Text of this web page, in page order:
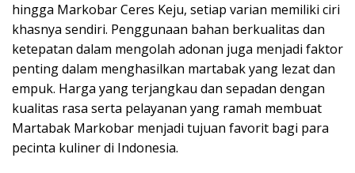
hingga Markobar Ceres Keju, setiap varian memiliki ciri
khasnya sendiri. Penggunaan bahan berkualitas dan
ketepatan dalam mengolah adonan juga menjadi faktor
penting dalam menghasilkan martabak yang lezat dan
empuk. Harga yang terjangkau dan sepadan dengan
kualitas rasa serta pelayanan yang ramah membuat
Martabak Markobar menjadi tujuan favorit bagi para
pecinta kuliner di Indonesia.